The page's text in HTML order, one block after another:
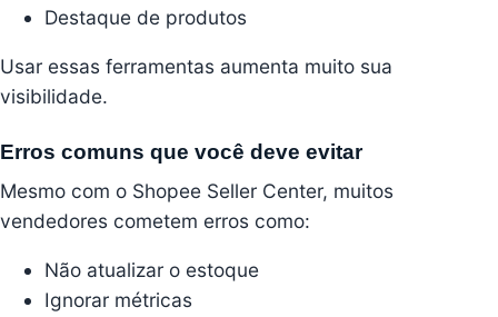
Destaque de produtos
Usar essas ferramentas aumenta muito sua
visibilidade.
Erros comuns que você deve evitar
Mesmo com o Shopee Seller Center, muitos
vendedores cometem erros como:
Não atualizar o estoque
Ignorar métricas